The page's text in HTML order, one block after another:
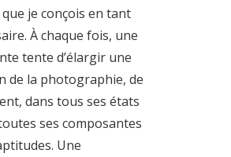
je conçois en tant
À chaque fois, une
tente d’élargir une
de la photographie, de
dans tous ses états
ses composantes
Une